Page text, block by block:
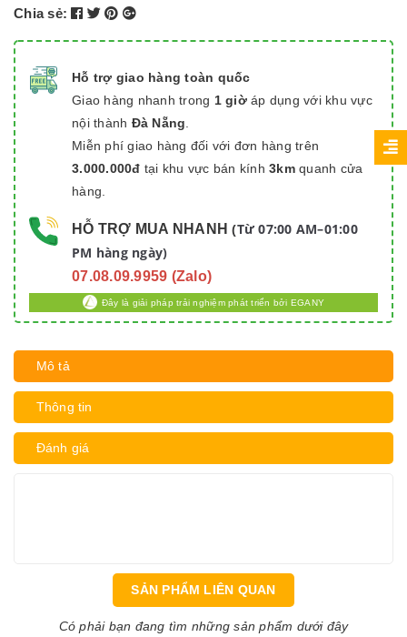
Chia sẻ:
Hỗ trợ giao hàng toàn quốc
Giao hàng nhanh trong 1 giờáp dụng với khu vực
nội thành Đà Nẵng
Miễn phí giao hàng đối với đơn hàng trên
3.000.000đ tại khu vực bán kính 3kmquanh cửa
hàng.
HỖ TRỢ MUA NHANH (Từ 07:00 AM–01:00
PM hàng ngày)
07.08.09.9959 (Zalo)
Đây là giải pháp trải nghiệm phát triển bởi EGANY
Mô tả
Thông tin
Đánh giá
SẢN PHẨM LIÊN QUAN
Có phải bạn đang tìm những sản phẩm dưới đây